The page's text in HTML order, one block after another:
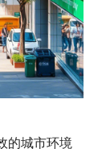
的城市环境